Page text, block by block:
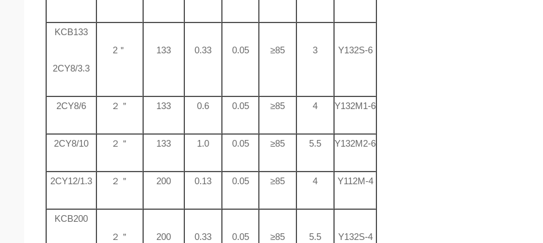
KCB133
2CY8/3.3
2＂ 133 0.33 0.05 ≥85 3 Y132S-6
2CY8/6 ２＂ 133 0.6 0.05 ≥85 4 Y132M1-6
2CY8/10 ２＂ 133 1.0 0.05 ≥85 5.5 Y132M2-6
2CY12/1.3 ２＂ 200 0.13 0.05 ≥85 4 Y112M-4
KCB200
２＂ 200 0.33 0.05 ≥85 5.5 Y132S-4